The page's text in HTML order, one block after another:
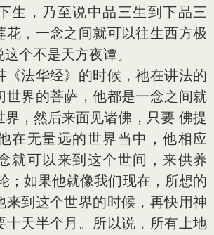
生，乃至说中品三生到下品三
花，一念之间就可以往生西方极
个不是天方夜谭。
《法华经》的时候，祂在讲法的
世界的菩萨，他都是一念之间就
界，然后来面见诸佛，只要 佛提
在无量远的世界当中，他相应
就可以来到这个世间，来供养
；如果他就像我们现在，所想的
来到这个世界的时候，再快用神
十天半个月。所以说，所有上地